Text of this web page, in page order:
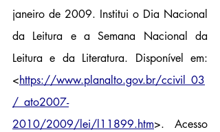
janeiro de 2009. Institui o Dia Nacional
da Leitura e a Semana Nacional da
<https://www.planalto.gov.br/ccivil_03
/_ato2007-
2010/2009/lei/l11899.htm>. Acesso